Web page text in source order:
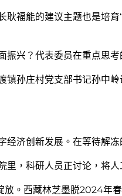
耿福能的建议主题也是培
振兴？代表委员在重点思
镇孙庄村党支部书记孙中
经济创新发展。在等待解
里，科研人员正讨论，将
放。西藏林芝墨脱2024年